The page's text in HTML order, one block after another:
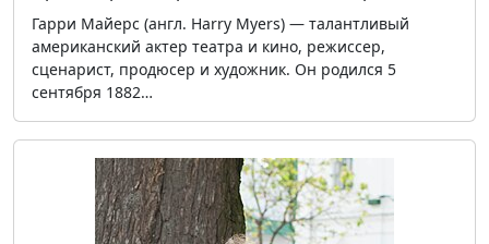
Гарри Майерс (англ. Harry Myers) — талантливый
американский актер театра и кино, режиссер,
сценарист, продюсер и художник. Он родился 5
сентября 1882…